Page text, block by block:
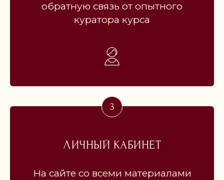
обратную связь от опытного
куратора курса
ЛИЧНЫЙ КАБИНЕТ
На сайте со всеми материалами
ПОДХОДИТ ЛИ КУРС
МУЖЧИНАМ?
ПРОХОДИТЬ КУРС
БЕРЕМЕННЫМ?
ПСИХИЧЕСКОЕ
РАССТРОЙСТВО,